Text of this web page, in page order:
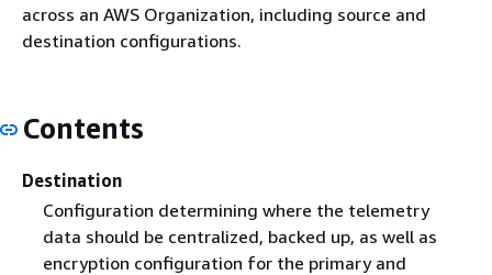
across an AWS Organization, including source and
destination configurations.
Contents
Destination
Configuration determining where the telemetry
data should be centralized, backed up, as well as
encryption configuration for the primary and